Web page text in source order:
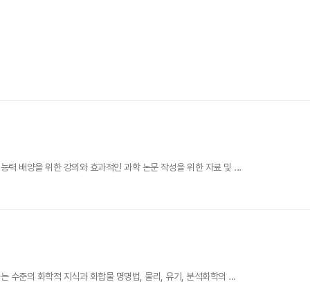
력 배양을 위한 강의와 효과적인 과학 논문 작성을 위한 자료 및 ...
수준의 화학적 지식과 화합물 명명법, 물리, 유기, 분석화학의 ...